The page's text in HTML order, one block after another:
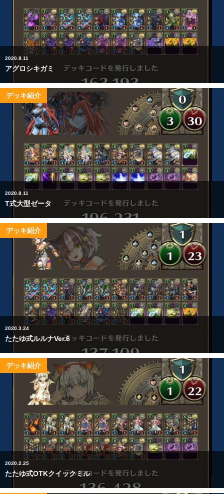
2020.8.11
アグロシキガミ
デッキ紹介
2020.8.11
T式大型ゼータ
デッキ紹介
2020.3.24
たたゆ式ルルナVer.6
デッキ紹介
2020.2.25
たたゆ式OTKクイックミル